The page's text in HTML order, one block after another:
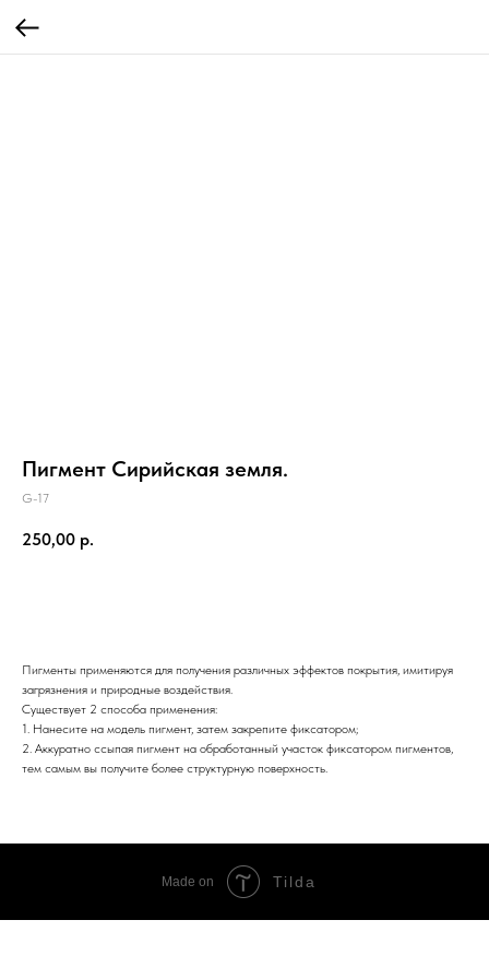
Пигмент Сирийская земля.
G-17
250,00 р.
Пигменты применяются для получения различных эффектов покрытия, имитируя
загрязнения и природные воздействия.
Существует 2 способа применения:
1. Нанесите на модель пигмент, затем закрепите фиксатором;
2. Аккуратно ссыпая пигмент на обработанный участок фиксатором пигментов,
тем самым вы получите более структурную поверхность.
Made on Tilda